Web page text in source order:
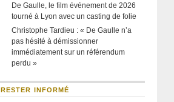
De Gaulle, le film événement de 2026
tourné à Lyon avec un casting de folie
Christophe Tardieu : « De Gaulle n’a
pas hésité à démissionner
immédiatement sur un référendum
perdu »
RESTER INFORMÉ